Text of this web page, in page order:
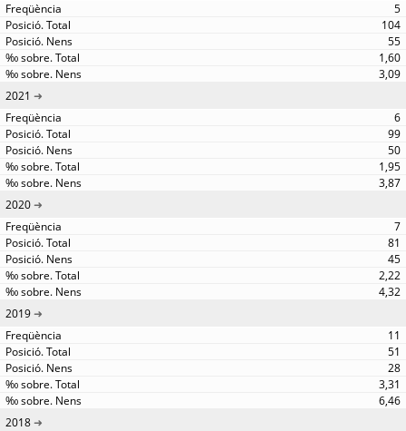
5
104
55
1,60
3,09
2021
6
99
50
1,95
3,87
2020
7
81
45
2,22
4,32
2019
11
51
28
3,31
6,46
2018